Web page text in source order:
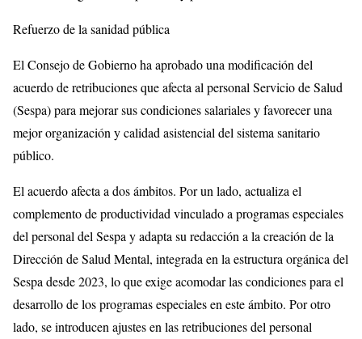
Refuerzo de la sanidad pública
El Consejo de Gobierno ha aprobado una modificación del
acuerdo de retribuciones que afecta al personal Servicio de Salud
(Sespa) para mejorar sus condiciones salariales y favorecer una
mejor organización y calidad asistencial del sistema sanitario
público.
El acuerdo afecta a dos ámbitos. Por un lado, actualiza el
complemento de productividad vinculado a programas especiales
del personal del Sespa y adapta su redacción a la creación de la
Dirección de Salud Mental, integrada en la estructura orgánica del
Sespa desde 2023, lo que exige acomodar las condiciones para el
desarrollo de los programas especiales en este ámbito. Por otro
lado, se introducen ajustes en las retribuciones del personal